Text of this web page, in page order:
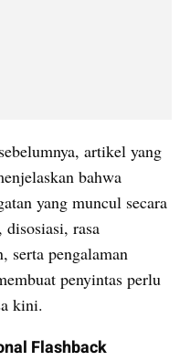
artikel yang
bahwa
yang muncul secara
rasa
serta pengalaman
penyintas perlu
kini.
Flashback